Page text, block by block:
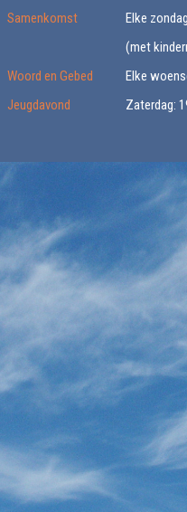
Samenkomst
Elke
(met
Woord en Gebed
Elke
Jeugdavond
Zaterdag: